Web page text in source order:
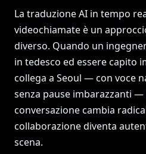
La traduzione AI in tempo
videochiamate è un
diverso. Quando un
in tedesco ed essere capito
collega a Seoul — con voce
senza pause imbarazzanti —
conversazione cambia
collaborazione diventa
scena.